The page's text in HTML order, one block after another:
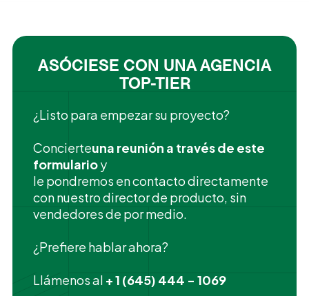
ASÓCIESE CON UNA AGENCIA
TOP-TIER
¿Listo para empezar su proyecto?
‍Concierteuna reunión a través de este
formularioy
le pondremos en contacto directamente
con nuestro director de producto, sin
vendedores de por medio.
¿Prefiere hablar ahora?
Llámenos al + 1 (645) 444 - 1069